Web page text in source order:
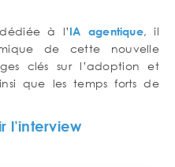
à l’IA agentique, il
de cette nouvelle
clés sur l’adoption et
que les temps forts de
l’interview